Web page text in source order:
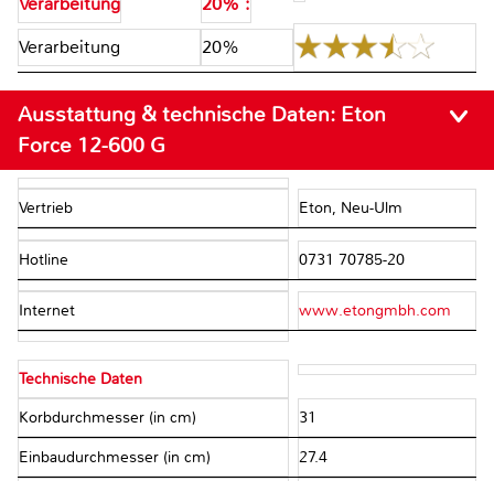
Verarbeitung
20%
Ausstattung & technische Daten: Eton
Force 12-600 G
Vertrieb Eton, Neu-Ulm
Hotline 0731 70785-20
Internet www.etongmbh.com
Technische Daten
Korbdurchmesser (in cm) 31
Einbaudurchmesser (in cm) 27.4